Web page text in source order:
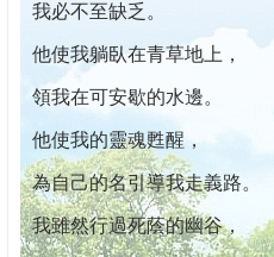
我必不至缺乏。
他使我躺臥在青草地上，
領我在可安歇的水邊。
他使我的靈魂甦醒，
為自己的名引導我走義路。
我雖然行過死蔭的幽谷，